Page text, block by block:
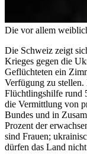
Die vor allem
Die Schweiz zeigt
Krieges gegen die
Geflüchteten ein
Verfügung zu
Flüchtlingshilfe rund
die Vermittlung von
Bundes und in
Prozent der
sind Frauen;
dürfen das Land